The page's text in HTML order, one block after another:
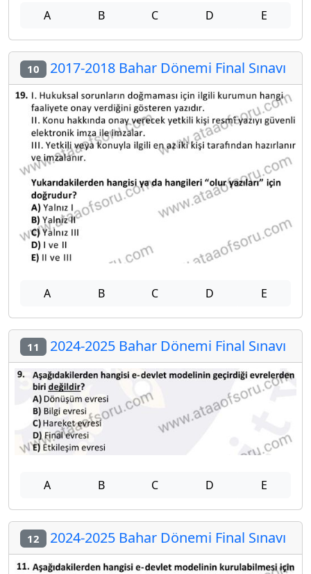
A B C D E
10 2017-2018 Bahar Dönemi Final Sınavı
A B C D E
11 2024-2025 Bahar Dönemi Final Sınavı
A B C D E
12 2024-2025 Bahar Dönemi Final Sınavı